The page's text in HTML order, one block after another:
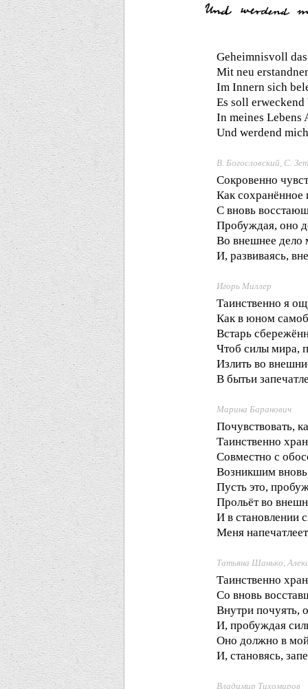
Geheimnisvoll
Mit neu
Im Innern sich
Es soll
In meines Lebens
Und werdend
В. Богословский, С.
Сокровенно
Как
С вновь
Пробуждая, оно
Во внешнее дело
И, развиваясь,
Игорь Миллер
Таинственно я
Как в юном
Встарь
Чтоб силы мира,
Излить во
В бытьи
Марина Баранович
Почувствовать,
Таинственно
Совместно с
Возникшим
Пусть это,
Прольёт во
И в становлении
Меня
Татьяна Шанько,
Таинственно
Со вновь
Внутри почуять,
И, пробуждая
Оно должно в
И, становясь,
Владимир Тихомиров